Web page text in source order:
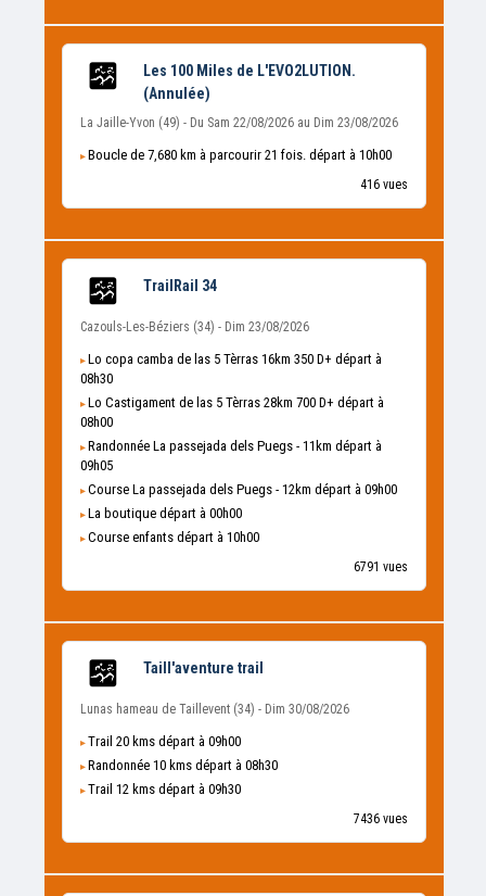
Les 100 Miles de L'EVO2LUTION.
(Annulée)
La Jaille-Yvon (49) - Du Sam 22/08/2026 au Dim 23/08/2026
Boucle de 7,680 km à parcourir 21 fois. départ à 10h00
416 vues
TrailRail 34
Cazouls-Les-Béziers (34) - Dim 23/08/2026
Lo copa camba de las 5 Tèrras 16km 350 D+ départ à
08h30
Lo Castigament de las 5 Tèrras 28km 700 D+ départ à
08h00
Randonnée La passejada dels Puegs - 11km départ à
09h05
Course La passejada dels Puegs - 12km départ à 09h00
La boutique départ à 00h00
Course enfants départ à 10h00
6791 vues
Taill'aventure trail
Lunas hameau de Taillevent (34) - Dim 30/08/2026
Trail 20 kms départ à 09h00
Randonnée 10 kms départ à 08h30
Trail 12 kms départ à 09h30
7436 vues